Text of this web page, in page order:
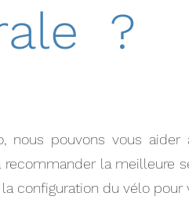
?
nous pouvons vous
la meilleure
configuration du vélo pour